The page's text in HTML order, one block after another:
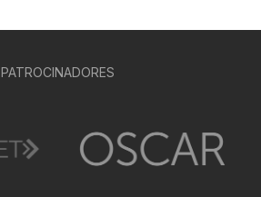
PATROCINADORES